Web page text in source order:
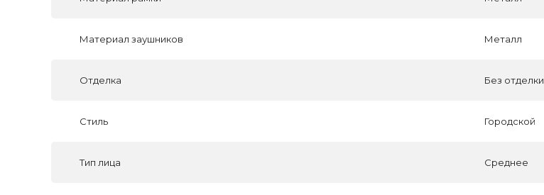
Материал заушников Металл
Отделка Без отделки
Стиль Городской
Тип лица Среднее